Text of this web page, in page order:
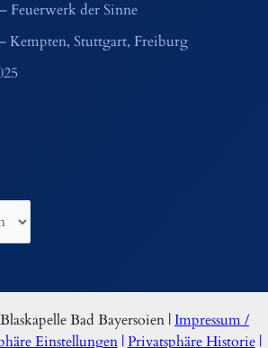
Feuerwerk der Sinne
Kempten, Stuttgart, Freiburg
Bad Bayersoien |Impressum /
Einstellungen|Privatsphäre Historie|